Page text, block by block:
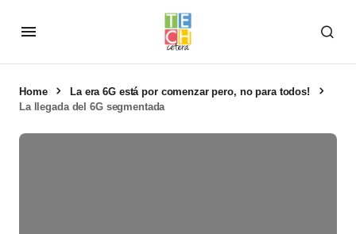
Home
La era 6G está por comenzar pero, no para todos!
La llegada del 6G segmentada